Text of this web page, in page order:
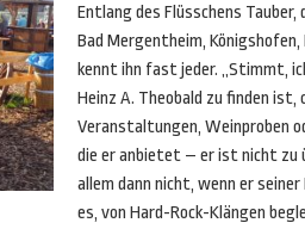
Entlang des Flüsschens
Bad Mergentheim,
kennt ihn fast jeder. „Stimmt,
Heinz A. Theobald zu finden ist,
Veranstaltungen, Weinproben
die er anbietet – er ist nicht zu
allem dann nicht, wenn er
es, von Hard-Rock-Klängen